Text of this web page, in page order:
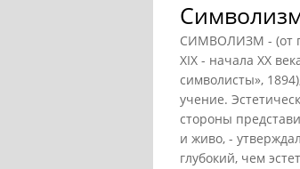
СИМВОЛИЗМ - (от
XIX - начала XX
символисты»,
учение.
стороны
и живо, -
глубокий, чем